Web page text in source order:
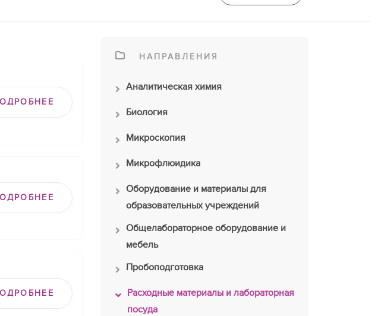
НАПРАВЛЕНИЯ
Аналитическая химия
Биология
Микроскопия
Микрофлюидика
Оборудование и материалы для
образовательных учреждений
Общелабораторное оборудование и
мебель
Пробоподготовка
Расходные материалы и лабораторная
посуда